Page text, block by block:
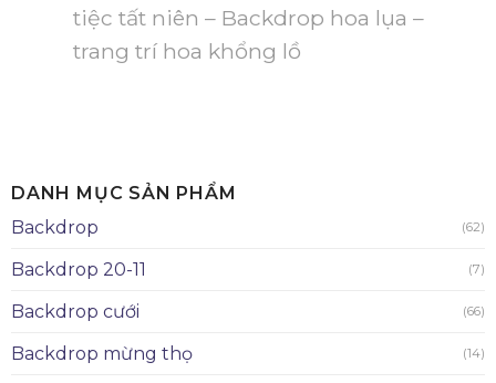
tiệc tất niên – Backdrop hoa lụa –
trang trí hoa khổng lồ
DANH MỤC SẢN PHẨM
Backdrop
(62)
Backdrop 20-11 (7)
Backdrop cưới (66)
Backdrop mừng thọ (14)